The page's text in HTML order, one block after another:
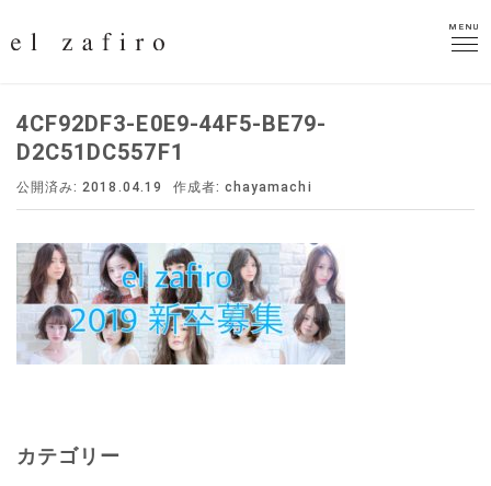
MENU
MENU
4CF92DF3-E0E9-44F5-BE79-
D2C51DC557F1
公開済み: 2018.04.19 作成者:chayamachi
カテゴリー